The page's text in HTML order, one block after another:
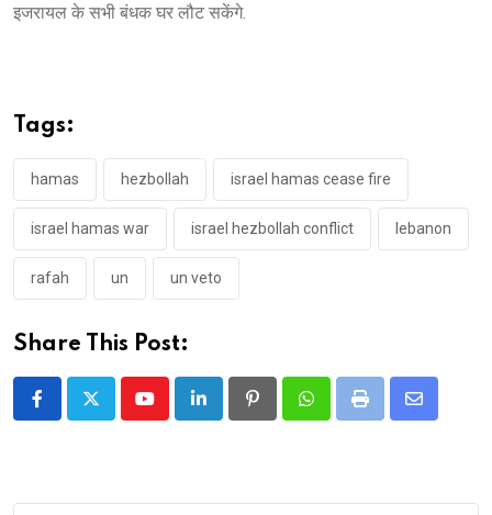
इजरायल के सभी बंधक घर लौट सकेंगे.
Tags:
hamas hezbollah israel hamas cease fire
israel hamas war israel hezbollah conflict lebanon
rafah un un veto
Share This Post:
YoutubeLinkedIn PinterestWhatsappPrint
Share